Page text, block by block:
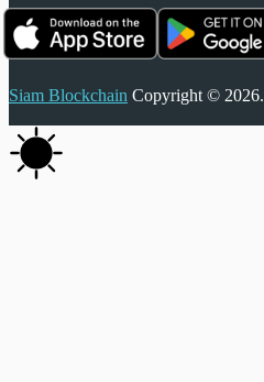
Siam Blockchain Copyright © 2026.